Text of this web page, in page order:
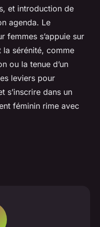
et introduction de
agenda. Le
femmes s’appuie sur
la sérénité, comme
ou la tenue d’un
leviers pour
s’inscrire dans un
féminin rime avec